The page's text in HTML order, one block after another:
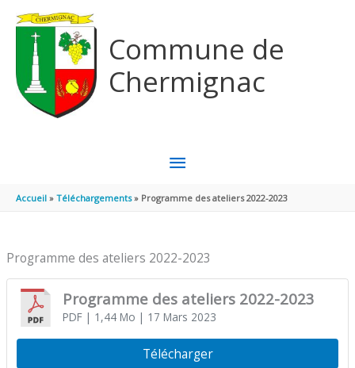
Commune de
Chermignac
MENU
PRINCIPAL
Accueil Téléchargements Programme des ateliers 2022-2023
Programme des ateliers 2022-2023
Programme des ateliers 2022-2023
PDF| 1,44 Mo | 17 Mars 2023
Télécharger